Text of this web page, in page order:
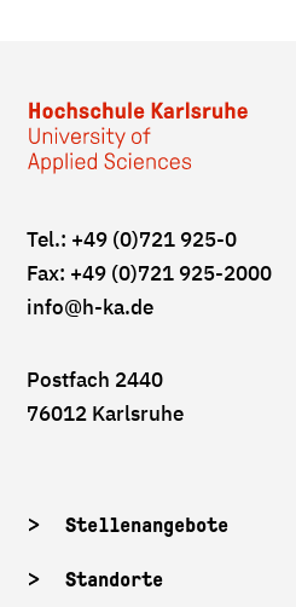
Tel.: +49 (0)721 925-0
Fax: +49 (0)721 925-2000
info@h-ka.de
Postfach 2440
76012 Karlsruhe
Stellenangebote
Standorte